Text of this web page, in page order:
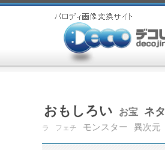
おもしろい お宝 ネタ
ラ フェチ モンスター 異次元